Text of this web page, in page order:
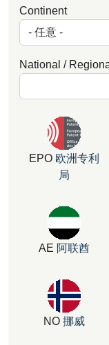
Continent
National /
EPO 欧洲专利
局
AE 阿联酋
NO 挪威